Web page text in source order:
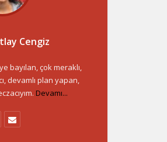
Cengiz
bayılan, çok meraklı,
devamlı plan yapan,
Devamı...